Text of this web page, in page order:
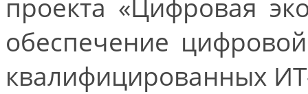
проекта «Цифровая
обеспечение
квалифицированных